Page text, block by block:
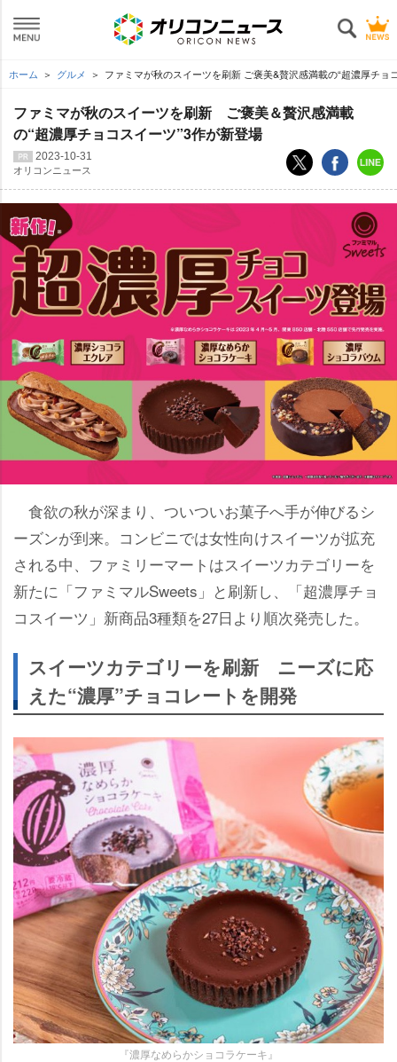
ホーム グルメ ファミマが秋のスイーツを刷新 ご褒美&贅沢感満載の“超濃厚チョ
ファミマが秋のスイーツを刷新 ご褒美＆贅沢感満載
の“超濃厚チョコスイーツ”3作が新登場
2023-10-31
オリコンニュース
食欲の秋が深まり、ついついお菓子へ手が伸びるシ
ーズンが到来。コンビニでは女性向けスイーツが拡充
される中、ファミリーマートはスイーツカテゴリーを
新たに「ファミマルSweets」と刷新し、「超濃厚チョ
コスイーツ」新商品3種類を27日より順次発売した。
スイーツカテゴリーを刷新 ニーズに応
えた“濃厚”チョコレートを開発
『濃厚なめらかショコラケーキ』